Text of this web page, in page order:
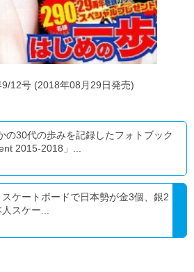
12号 (2018年08月29日発売)
の30代の歩みを記録したフォトブック
2015-2018」...
ケートボードで日本勢が金3個、銀2
スケー...